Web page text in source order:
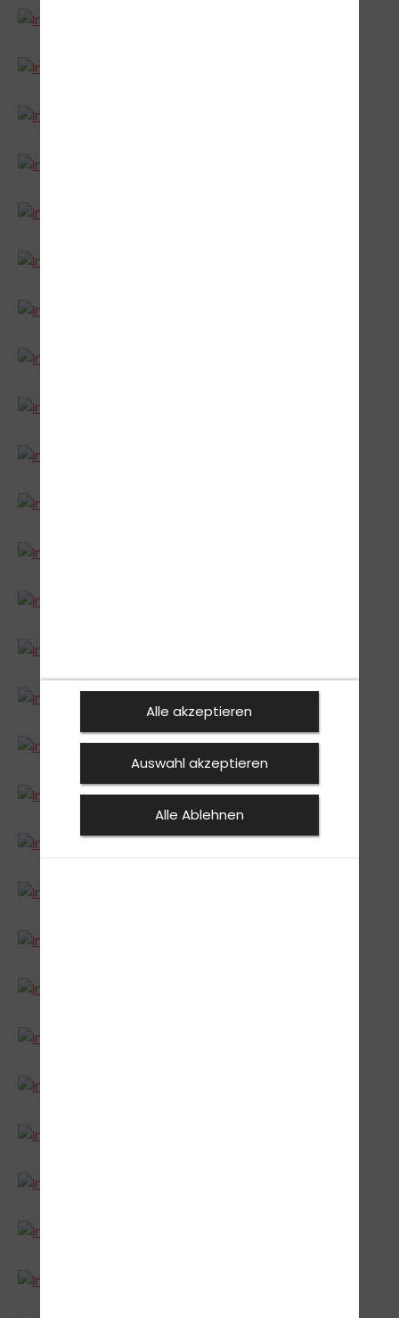
Alle akzeptieren
Auswahl akzeptieren
Alle Ablehnen